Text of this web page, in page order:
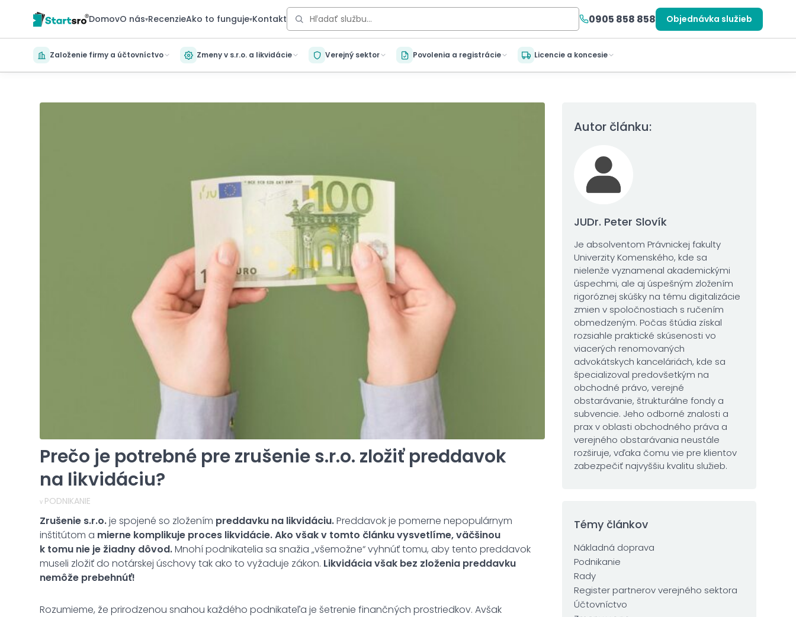
DomovO nás▾RecenzieAko to funguje▾Kontakt 0905 858 858 Objednávka služieb
Založenie firmy a účtovníctvo Zmeny v s.r.o. a likvidácie Verejný sektor Povolenia a registrácie Licencie a koncesie
Prečo je potrebné pre zrušenie s.r.o. zložiť preddavok
na likvidáciu?
v PODNIKANIE
Zrušenie s.r.o.je spojené so zložením preddavku na likvidáciu.Preddavok je pomerne nepopulárnym
inštitútom a mierne komplikuje proces likvidácie. Ako však v tomto článku vysvetlíme, väčšinou
k tomu nie je žiadny dôvod.Mnohí podnikatelia sa snažia „všemožne“ vyhnúť tomu, aby tento preddavok
museli zložiť do notárskej úschovy tak ako to vyžaduje zákon. Likvidácia však bez zloženia preddavku
nemôže prebehnúť!
Rozumieme, že prirodzenou snahou každého podnikateľa je šetrenie finančných prostriedkov. Avšak
Autor článku:
JUDr. Peter Slovík
Je absolventom Právnickej fakulty
Univerzity Komenského, kde sa
nielenže vyznamenal akademickými
úspechmi, ale aj úspešným zložením
rigoróznej skúšky na tému digitalizácie
zmien v spoločnostiach s ručením
obmedzeným. Počas štúdia získal
rozsiahle praktické skúsenosti vo
viacerých renomovaných
advokátskych kanceláriách, kde sa
špecializoval predovšetkým na
obchodné právo, verejné
obstarávanie, štrukturálne fondy a
subvencie. Jeho odborné znalosti a
prax v oblasti obchodného práva a
verejného obstarávania neustále
rozširuje, vďaka čomu vie pre klientov
zabezpečiť najvyššiu kvalitu služieb.
Témy článkov
Nákladná doprava
Podnikanie
Rady
Register partnerov verejného sektora
Účtovníctvo